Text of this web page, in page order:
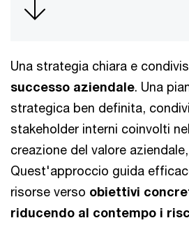
Una strategia chiara e
successo aziendale. Una
strategica ben definita,
stakeholder interni coinvolti
creazione del valore
Quest'approccio guida
risorse verso obiettivi
riducendo al contempo i